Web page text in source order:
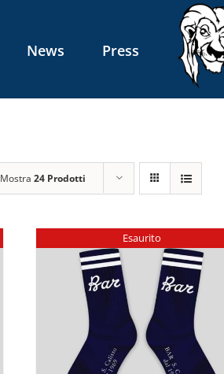
News Press
Mostra 24 Prodotti
Esaurito